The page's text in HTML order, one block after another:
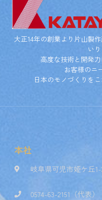
大正14年の創業より片山製
いり
高度な技術と開発
お客様のニ
日本のモノづくりを
本社
岐阜県可児市姫ケ丘1-
0574-63-2151（代表）